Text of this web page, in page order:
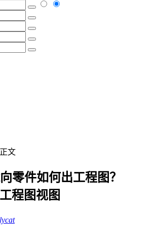
正文
零件如何出工程图？
程图视图